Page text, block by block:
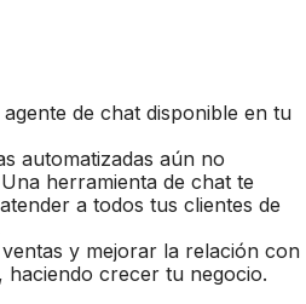
de chat disponible en tu
automatizadas aún no
herramienta de chat te
a todos tus clientes de
y mejorar la relación con
haciendo crecer tu negocio.